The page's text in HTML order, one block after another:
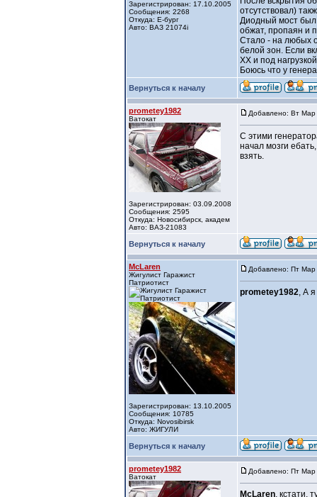
Зарегистрирован: 17.10.2005
Сообщения: 2268
Откуда: Е-бург
Авто: ВАЗ 21074i
отсутствовал)
Диодный мост был
обжат, пропаян и
Стало - на любых
белой зон. Если
ХХ и под
Боюсь что у
Вернуться к началу
prometey1982
Ватокат
Зарегистрирован: 03.09.2008
Сообщения: 2595
Откуда: Новосибирск, академ
Авто: ВАЗ-21083
Добавлено: Вт
С этими
начал мозги
взять.
Вернуться к началу
McLaren
Жигулист Гаражист
Патриотист
Зарегистрирован: 13.10.2005
Сообщения: 10785
Откуда: Novosibirsk
Авто: ЖИГУЛИ
Добавлено: Пт
prometey1982, А
Вернуться к началу
prometey1982
Ватокат
Добавлено: Пт
McLaren, кстати,